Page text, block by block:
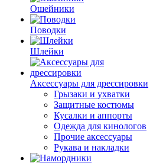
Ошейники
Поводки
Шлейки
Аксессуары для дрессировки
Грызаки и ухватки
Защитные костюмы
Кусалки и аппорты
Одежда для кинологов
Прочие аксессуары
Рукава и накладки